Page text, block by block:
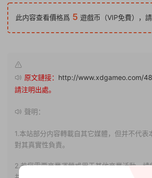
此内容查看價格爲 5 遊戲币（VIP免費），
原文鏈接： http://www.xdgameo.com/
請注明出處。
聲明：
1.本站部分内容轉載自其它媒體，但并不代表
對其真實性負責。
2.若您需要商業運營或用于其他商業活動，